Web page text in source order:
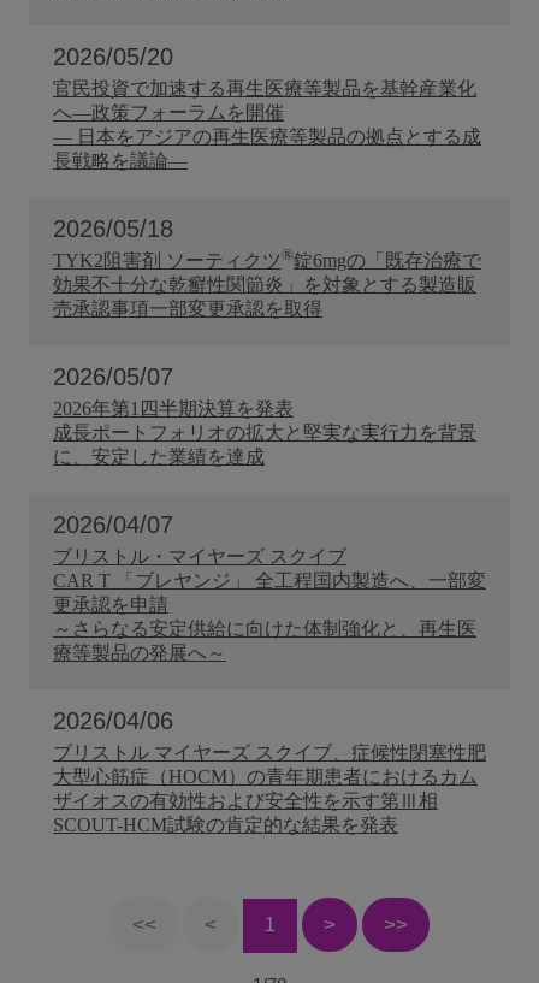
2026/05/20
官民投資で加速する再生医療等製品を基幹産業化
へ―政策フォーラムを開催
― 日本をアジアの再生医療等製品の拠点とする成
長戦略を議論―
2026/05/18
TYK2阻害剤 ソーティクツ®錠6mgの「既存治療で
効果不十分な乾癬性関節炎」を対象とする製造販
売承認事項一部変更承認を取得
2026/05/07
2026年第1四半期決算を発表
成長ポートフォリオの拡大と堅実な実行力を背景
に、安定した業績を達成
2026/04/07
ブリストル・マイヤーズ スクイブ
CAR T 「ブレヤンジ」 全工程国内製造へ、一部変
更承認を申請
～さらなる安定供給に向けた体制強化と、再生医
療等製品の発展へ～
2026/04/06
ブリストル マイヤーズ スクイブ、症候性閉塞性肥
大型心筋症（HOCM）の青年期患者におけるカム
ザイオスの有効性および安全性を示す第Ⅲ相
SCOUT-HCM試験の肯定的な結果を発表
<< < 1 > >>